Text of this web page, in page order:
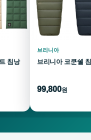
침낭
브리니아
브리니아 코쿤쉘
99,800원